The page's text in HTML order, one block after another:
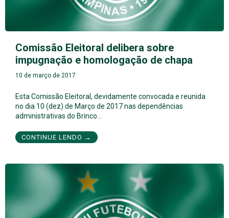
Comissão Eleitoral delibera sobre
impugnação e homologação de chapa
10 de março de 2017
Esta Comissão Eleitoral, devidamente convocada e reunida
no dia 10 (dez) de Março de 2017 nas dependências
administrativas do Brinco…
CONTINUE LENDO →